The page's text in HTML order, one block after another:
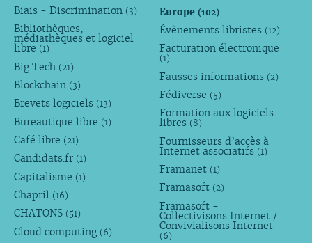
Biais - Discrimination (3)
Bibliothèques,
médiathèques et logiciel
libre (1)
Big Tech (21)
Blockchain (3)
Brevets logiciels (13)
Bureautique libre (1)
Café libre (21)
Candidats.fr (1)
Capitalisme (1)
Chapril (16)
CHATONS (51)
Cloud computing (6)
Europe(102)
Évènements libristes (12)
Facturation électronique
(1)
Fausses informations (2)
Fédiverse (5)
Formation aux logiciels
libres (8)
Fournisseurs d’accès à
Internet associatifs (1)
Framanet (1)
Framasoft (2)
Framasoft -
Collectivisons Internet /
Convivialisons Internet
(6)